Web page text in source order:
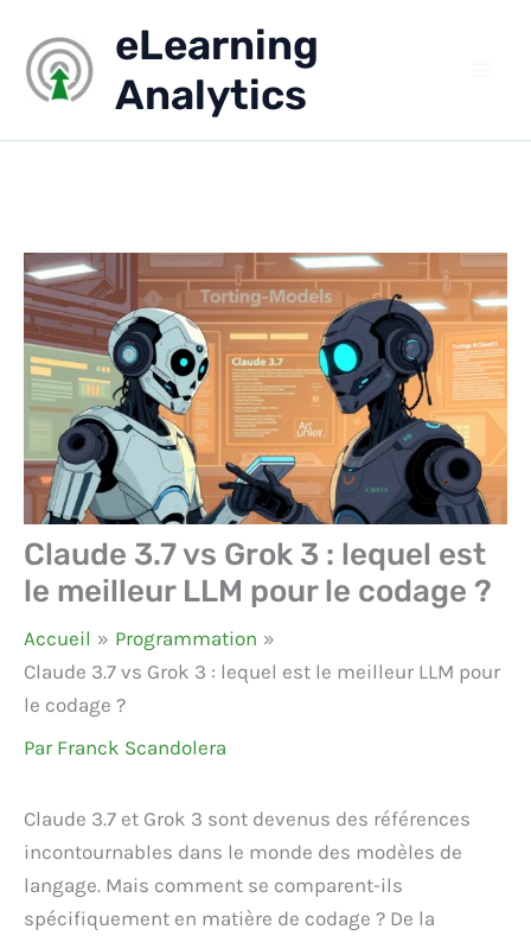
contenu
eLearning
Analytics
Claude 3.7 vs Grok 3 : lequel est
le meilleur LLM pour le codage ?
Accueil
Programmation
Claude 3.7 vs Grok 3 : lequel est le meilleur LLM pour
le codage ?
Par Franck Scandolera
Claude 3.7 et Grok 3 sont devenus des références
incontournables dans le monde des modèles de
langage. Mais comment se comparent-ils
spécifiquement en matière de codage ? De la